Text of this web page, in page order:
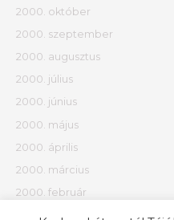
2000. október
2000. szeptember
2000. augusztus
2000. július
2000. június
2000. május
2000. április
2000. március
2000. február
2000. január